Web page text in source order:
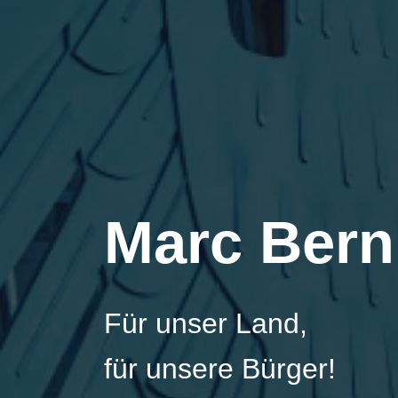
Marc
Für unser Land,
für unsere Bürger!